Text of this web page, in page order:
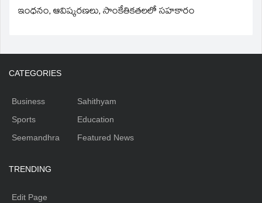
ఇంధనం, ఆవిష్కరణలు, సాంకేతికతలలో సహకారం
CATEGORIES
Business
Sports
Seemandhra
Sahithyam
Education
Featured News
TRENDING
Edit Page